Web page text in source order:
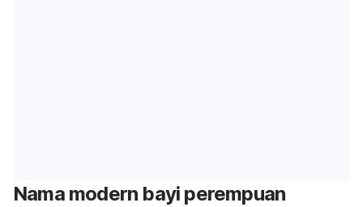
Nama modern bayi perempuan